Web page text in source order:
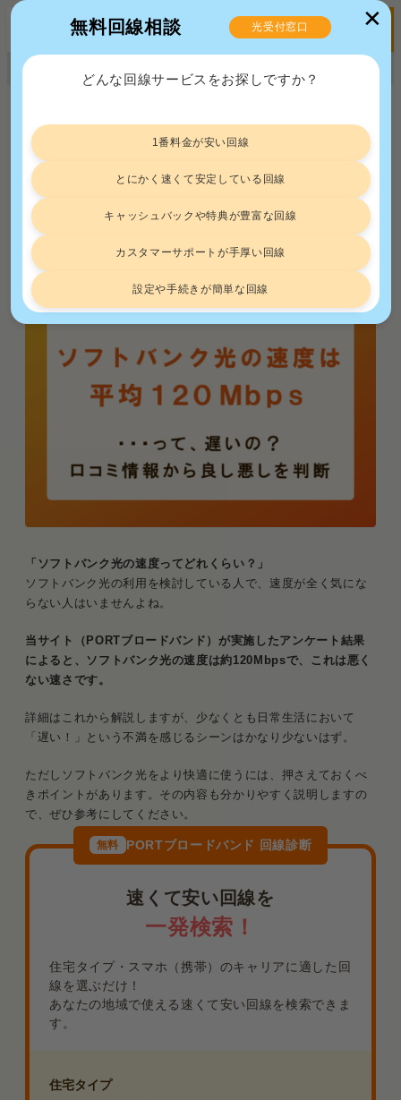
ソフトバンク光の速度は約121Mbps！
それって遅いの？口コミ情報をもとに
実態を解説
回線速度 2025.1.10
「ソフトバンク光の速度ってどれくらい？」
ソフトバンク光の利用を検討している人で、速度が全く気にな
らない人はいませんよね。
当サイト（PORTブロードバンド）が実施したアンケート結果
によると、ソフトバンク光の速度は約120Mbpsで、これは悪く
ない速さです。
詳細はこれから解説しますが、少なくとも日常生活において
「遅い！」という不満を感じるシーンはかなり少ないはず。
ただしソフトバンク光をより快適に使うには、押さえておくべ
きポイントがあります。その内容も分かりやすく説明しますの
で、ぜひ参考にしてください。
無料 PORTブロードバンド 回線診断
速くて安い回線を
一発検索！
住宅タイプ・スマホ（携帯）のキャリアに適した回
線を選ぶだけ！
あなたの地域で使える速くて安い回線を検索できま
す。
住宅タイプ
✕
無料回線相談 光受付窓口
どんな回線サービスをお探しですか？
1番料金が安い回線
とにかく速くて安定している回線
キャッシュバックや特典が豊富な回線
カスタマーサポートが手厚い回線
設定や手続きが簡単な回線